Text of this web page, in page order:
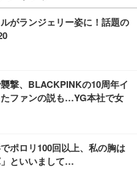
がランジェリー姿に！話題の
撃、BLACKPINKの10周年イ
ファンの説も…YG本社で女
ポロリ100回以上、私の胸は
といいまして…